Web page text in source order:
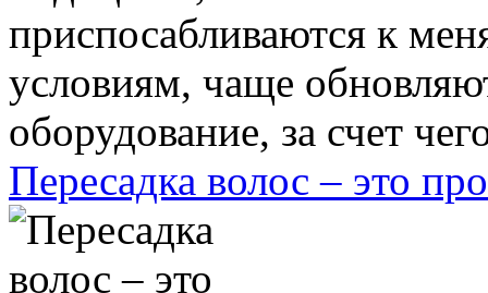
приспосабливаются к
условиям, чаще
оборудование, за счет
Пересадка волос – это